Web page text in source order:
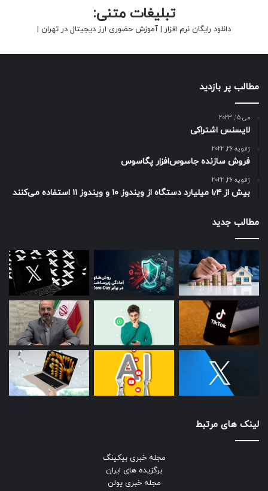
تبلیغات متنی:
دانلود رایگان نرم افزار | آموزش حضوری ارز دیجیتال در تهران |
مطالب پر بازدید
می 15, 2023
لایسنس اشتراکی
ژانویه 26, 2022
فروش سازنده جاسوس‌افزار پگاسوس
ژانویه 26, 2022
بیش از ۱٫۴ میلیارد دستگاه از ویندوز ۱۰ و ویندوز ۱۱ استفاده می‌کنند
مطالب جدید
لینک های مرتبط
مجله خبری بیکینگ
برگزیده های ایران
مجله خبری یولن